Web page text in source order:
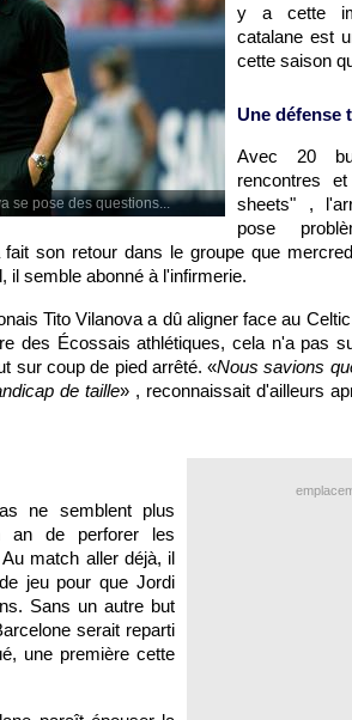
se pose des questions...
y a cette
catalane est
cette saison
Une défense
Avec 20
rencontres
sheets" ,
pose
son retour dans le groupe que
il semble abonné à l'infirmerie.
Tito Vilanova a dû aligner face au
des Écossais athlétiques, cela n'a pas
sur coup de pied arrêté. «Nous savions
de taille» , reconnaissait d'ailleurs
ne semblent plus
de perforer les
match aller déjà, il
jeu pour que Jordi
Sans un autre but
serait reparti
une première cette